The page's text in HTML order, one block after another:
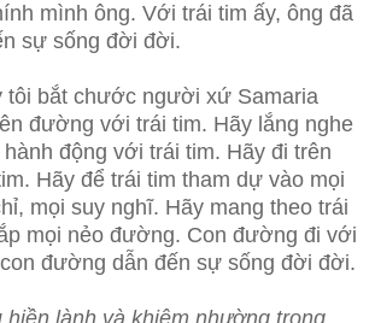
mình ông. Với trái tim ấy, ông đã
sự sống đời đời.
tôi bắt chước người xứ Samaria
đường với trái tim. Hãy lắng nghe
động với trái tim. Hãy đi trên
Hãy để trái tim tham dự vào mọi
mọi suy nghĩ. Hãy mang theo trái
mọi nẻo đường. Con đường đi với
đường dẫn đến sự sống đời đời.